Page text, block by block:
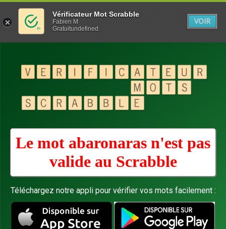
Le mot abaronaras n'est pas
valide au Scrabble
Téléchargez notre appli pour vérifier vos mots facilement :
Vérificateur Mot Scrabble
Fabien M
Gratuitundefined
VOIR